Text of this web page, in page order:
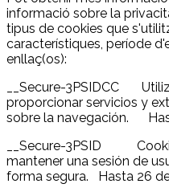
informació sobre la
tipus de cookies que
característiques, període
enllaç(os):
__Secure-3PSIDCC
proporcionar servicios y
sobre la navegación.
__Secure-3PSID
mantener una sesión de
forma segura. Hasta 26